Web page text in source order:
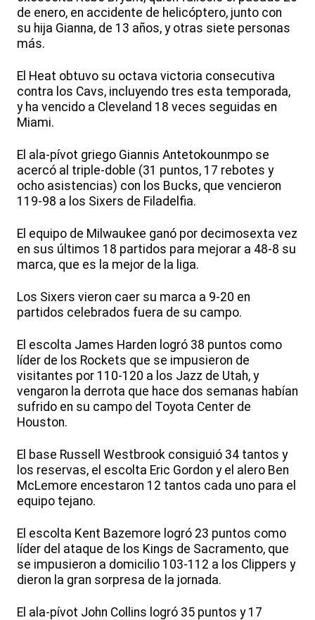
de enero, en accidente de helicóptero, junto con
su hija Gianna, de 13 años, y otras siete personas
más.
El Heat obtuvo su octava victoria consecutiva
contra los Cavs, incluyendo tres esta temporada,
y ha vencido a Cleveland 18 veces seguidas en
Miami.
El ala-pívot griego Giannis Antetokounmpo se
acercó al triple-doble (31 puntos, 17 rebotes y
ocho asistencias) con los Bucks, que vencieron
119-98 a los Sixers de Filadelfia.
El equipo de Milwaukee ganó por decimosexta vez
en sus últimos 18 partidos para mejorar a 48-8 su
marca, que es la mejor de la liga.
Los Sixers vieron caer su marca a 9-20 en
partidos celebrados fuera de su campo.
El escolta James Harden logró 38 puntos como
líder de los Rockets que se impusieron de
visitantes por 110-120 a los Jazz de Utah, y
vengaron la derrota que hace dos semanas habían
sufrido en su campo del Toyota Center de
Houston.
El base Russell Westbrook consiguió 34 tantos y
los reservas, el escolta Eric Gordon y el alero Ben
McLemore encestaron 12 tantos cada uno para el
equipo tejano.
El escolta Kent Bazemore logró 23 puntos como
líder del ataque de los Kings de Sacramento, que
se impusieron a domicilio 103-112 a los Clippers y
dieron la gran sorpresa de la jornada.
El ala-pívot John Collins logró 35 puntos y 17